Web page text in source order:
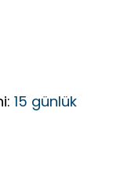
15 günlük